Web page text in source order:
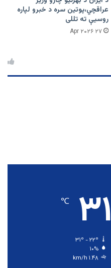
عراقچي،پوتین سره د خبرو لپاره
روسیې ته تللی
۲۷ Apr ۲۰۲۶
۳۱ ℃
۱۰%
۱.۴۸ km/h